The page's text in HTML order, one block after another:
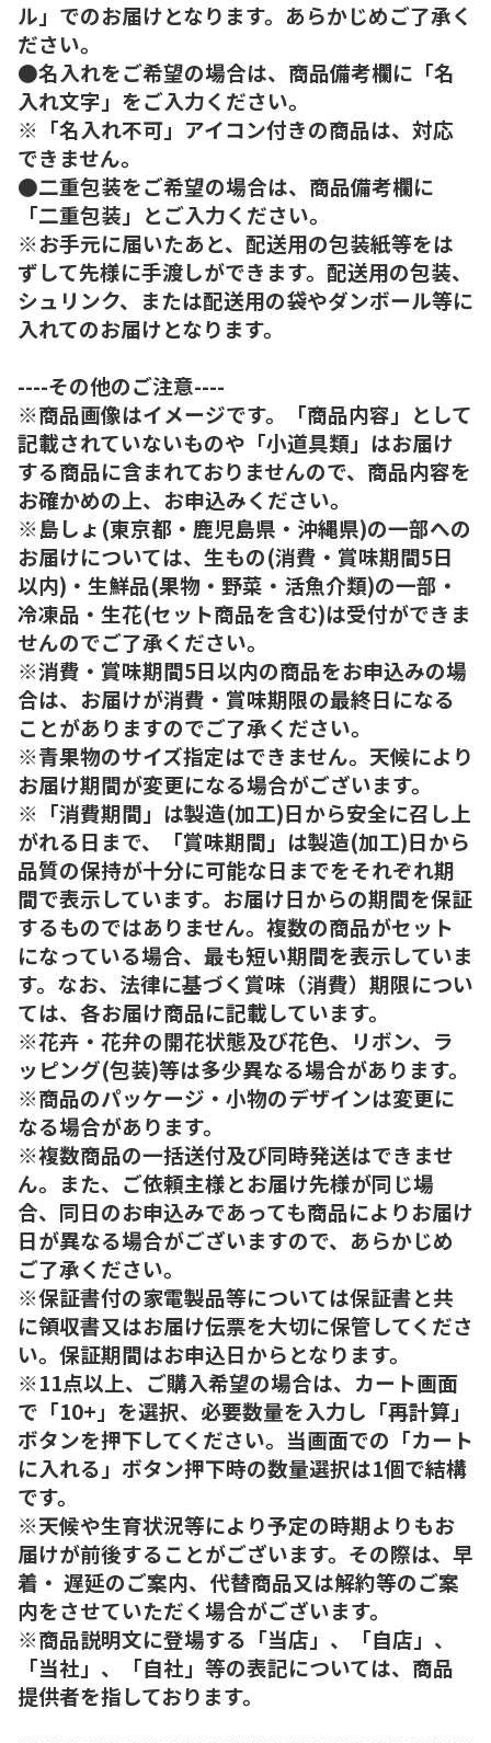
ル」でのお届けとなります。あらかじめご了承く
ださい。
●名入れをご希望の場合は、商品備考欄に「名
入れ文字」をご入力ください。
※「名入れ不可」アイコン付きの商品は、対応
できません。
●二重包装をご希望の場合は、商品備考欄に
「二重包装」とご入力ください。
※お手元に届いたあと、配送用の包装紙等をは
ずして先様に手渡しができます。配送用の包装、
シュリンク、または配送用の袋やダンボール等に
入れてのお届けとなります。
----その他のご注意----
※商品画像はイメージです。「商品内容」として
記載されていないものや「小道具類」はお届け
する商品に含まれておりませんので、商品内容を
お確かめの上、お申込みください。
※島しょ(東京都・鹿児島県・沖縄県)の一部への
お届けについては、生もの(消費・賞味期間5日
以内)・生鮮品(果物・野菜・活魚介類)の一部・
冷凍品・生花(セット商品を含む)は受付ができま
せんのでご了承ください。
※消費・賞味期間5日以内の商品をお申込みの場
合は、お届けが消費・賞味期限の最終日になる
ことがありますのでご了承ください。
※青果物のサイズ指定はできません。天候により
お届け期間が変更になる場合がございます。
※「消費期間」は製造(加工)日から安全に召し上
がれる日まで、「賞味期間」は製造(加工)日から
品質の保持が十分に可能な日までをそれぞれ期
間で表示しています。お届け日からの期間を保証
するものではありません。複数の商品がセット
になっている場合、最も短い期間を表示していま
す。なお、法律に基づく賞味（消費）期限につい
ては、各お届け商品に記載しています。
※花卉・花弁の開花状態及び花色、リボン、ラ
ッピング(包装)等は多少異なる場合があります。
※商品のパッケージ・小物のデザインは変更に
なる場合があります。
※複数商品の一括送付及び同時発送はできませ
ん。また、ご依頼主様とお届け先様が同じ場
合、同日のお申込みであっても商品によりお届け
日が異なる場合がございますので、あらかじめ
ご了承ください。
※保証書付の家電製品等については保証書と共
に領収書又はお届け伝票を大切に保管してくださ
い。保証期間はお申込日からとなります。
※11点以上、ご購入希望の場合は、カート画面
で「10+」を選択、必要数量を入力し「再計算」
ボタンを押下してください。当画面での「カート
に入れる」ボタン押下時の数量選択は1個で結構
です。
※天候や生育状況等により予定の時期よりもお
届けが前後することがございます。その際は、早
着・ 遅延のご案内、代替商品又は解約等のご案
内をさせていただく場合がございます。
※商品説明文に登場する「当店」、「自店」、
「当社」、「自社」等の表記については、商品
提供者を指しております。